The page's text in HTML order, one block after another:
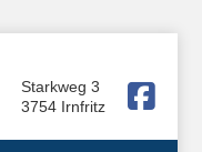
Starkweg 3
3754 Irnfritz